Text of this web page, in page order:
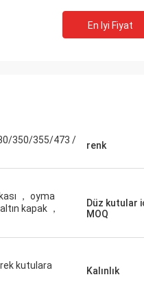
En Iyi Fiyat
350/355/473 /
renk
， oyma
kapak ，
Düz kutular
MOQ
kutulara
Kalınlık